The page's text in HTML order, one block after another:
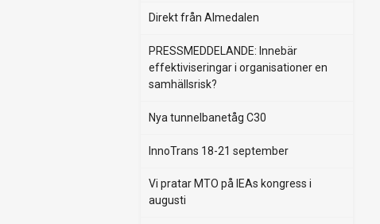
Direkt från Almedalen
PRESSMEDDELANDE: Innebär
effektiviseringar i organisationer en
samhällsrisk?
Nya tunnelbanetåg C30
InnoTrans 18-21 september
Vi pratar MTO på IEAs kongress i
augusti